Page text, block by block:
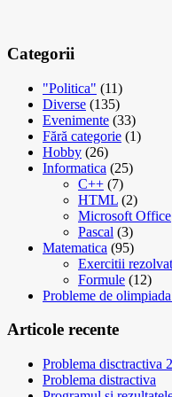
Categorii
"Politica" (11)
Diverse (135)
Evenimente (33)
Fără categorie (1)
Hobby (26)
Informatica (25)
C++ (7)
HTML (2)
Microsoft Office
Pascal (3)
Matematica (95)
Exercitii
Formule (12)
Probleme de
Articole recente
Problema disctractiva
Problema distractiva